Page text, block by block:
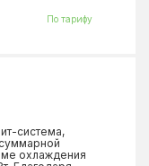
По тарифу
система,
охлаждения